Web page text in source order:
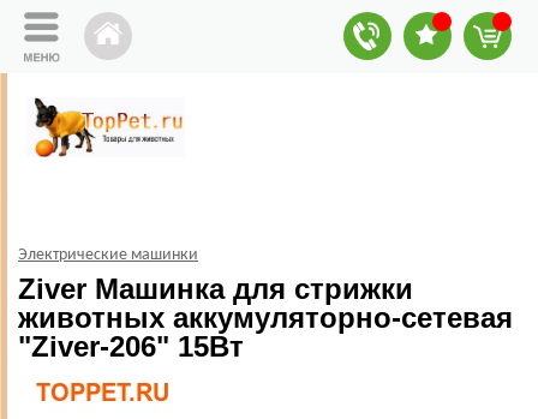
Электрические машинки
Ziver Машинка для стрижки
животных аккумуляторно-сетевая
"Ziver-206" 15Вт